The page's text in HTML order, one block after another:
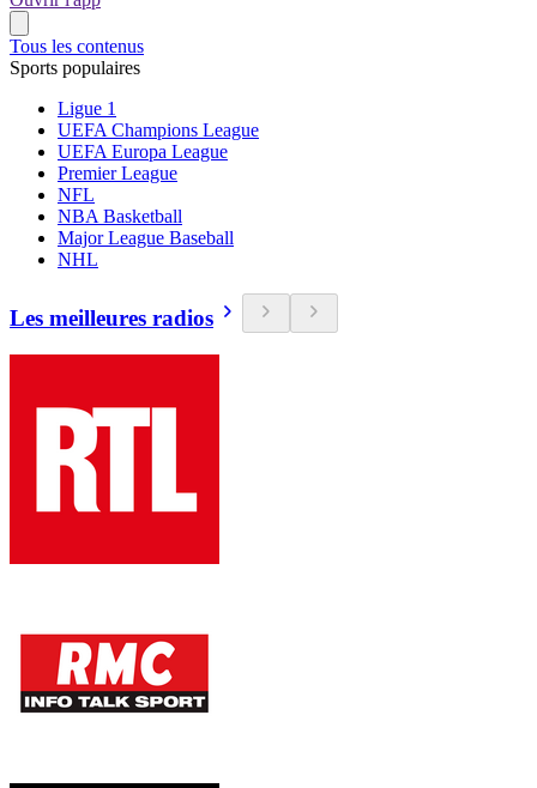
Tous les contenus
Sports populaires
Ligue 1
UEFA Champions League
UEFA Europa League
Premier League
NFL
NBA Basketball
Major League Baseball
NHL
Les meilleures radios